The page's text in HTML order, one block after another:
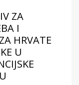
ZA
I
HRVATE
U